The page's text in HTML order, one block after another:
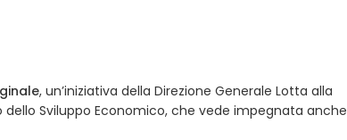
, un’iniziativa della Direzione Generale Lotta alla
Sviluppo Economico, che vede impegnata anche